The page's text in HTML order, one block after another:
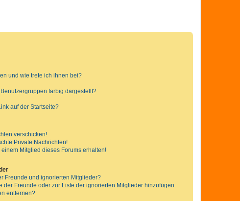
und wie trete ich ihnen bei?
farbig dargestellt?
auf der Startseite?
verschicken!
Private Nachrichten!
Mitglied dieses Forums erhalten!
Freunde und ignorierten Mitglieder?
der Freunde oder zur Liste der ignorierten Mitglieder hinzufügen
entfernen?